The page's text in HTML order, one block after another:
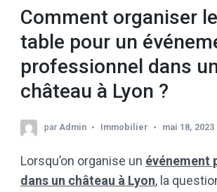
Comment organiser
table pour un
professionnel dans
château à Lyon ?
parAdmin Immobilier mai 18, 2023
Lorsqu’on organise un événement
dans un château à Lyon, la